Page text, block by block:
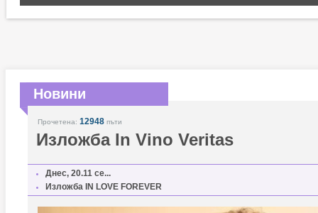
Новини
Прочетена: 12948 пъти
Изложба In Vino Veritas
Днес, 20.11 се...
Изложба IN LOVE FOREVER